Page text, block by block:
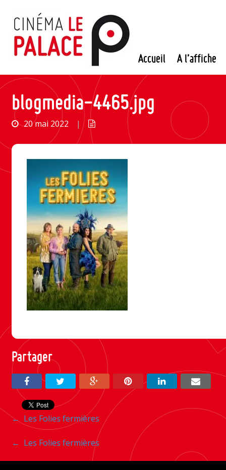
contenu
Accueil A l’affiche
blogmedia-4465.jpg
20 mai 2022 |
Partager
Navigation
entre
← Les Folies fermières
Navigation
← Les Folies fermières